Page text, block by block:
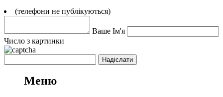
(телефони не публікуються)
Ваше Ім'я
Число з картинки
Меню